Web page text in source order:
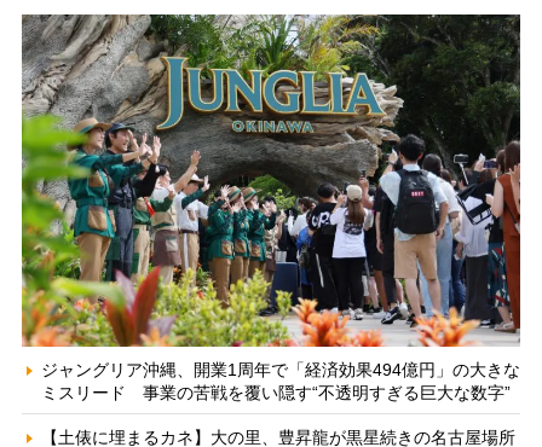
ジャングリア沖縄、開業1周年で「経済効果494億円」の大きな
ミスリード 事業の苦戦を覆い隠す“不透明すぎる巨大な数字”
【土俵に埋まるカネ】大の里、豊昇龍が黒星続きの名古屋場所